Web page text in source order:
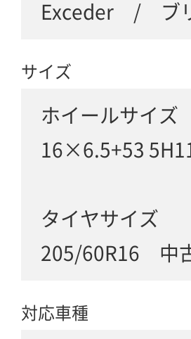
Exceder / ブリ
サイズ
ホイールサイズ
16×6.5+53
タイヤサイズ
205/60R16 中
対応車種